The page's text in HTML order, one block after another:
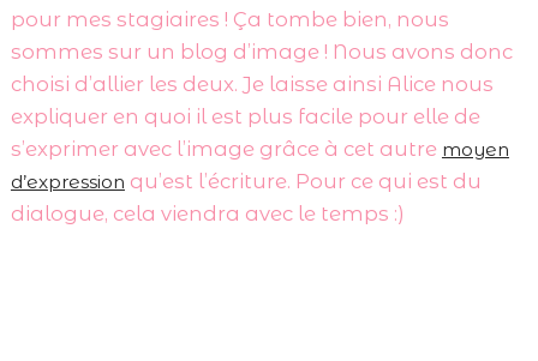
pour mes stagiaires ! Ça tombe bien, nous
sommes sur un blog d’image ! Nous avons donc
choisi d’allier les deux. Je laisse ainsi Alice nous
expliquer en quoi il est plus facile pour elle de
s’exprimer avec l’image grâce à cet autre moyen
d’expression qu’est l’écriture. Pour ce qui est du
dialogue, cela viendra avec le temps :)